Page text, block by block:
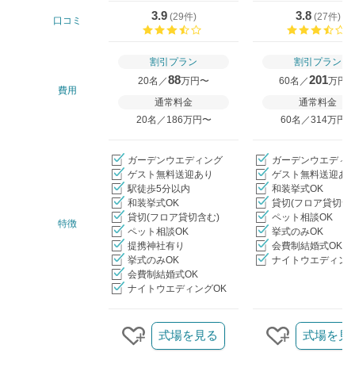
口コミ 3.9(29件)
3.8(27件)
費用
割引プラン
20名／88万円〜
通常料金
20名／186万円〜
割引プラン
60名／201万円
通常料金
60名／314万円〜
特徴
ガーデンウエディング
ゲスト無料送迎あり
駅徒歩5分以内
和装挙式OK
貸切(フロア貸切含む)
ペット相談OK
提携神社有り
挙式のみOK
会費制結婚式OK
ナイトウエディングOK
ガーデンウエディ
ゲスト無料送迎あ
和装挙式OK
貸切(フロア貸切含
ペット相談OK
挙式のみOK
会費制結婚式OK
ナイトウエディン
クリップする
式場を見る
クリップす
式場を見